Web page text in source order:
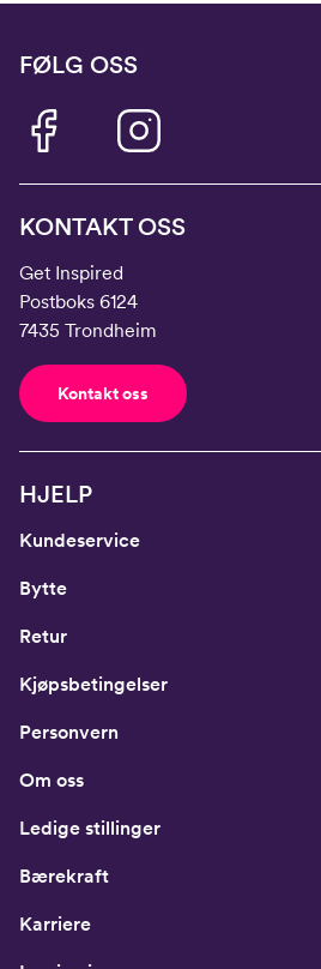
FØLG OSS
KONTAKT OSS
Get Inspired
Postboks 6124
7435 Trondheim
Kontakt oss
HJELP
Kundeservice
Bytte
Retur
Kjøpsbetingelser
Personvern
Om oss
Ledige stillinger
Bærekraft
Karriere